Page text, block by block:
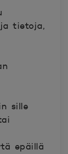
tietoja,
sille
epäillä